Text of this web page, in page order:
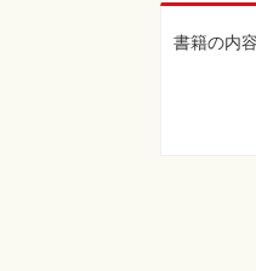
[正]
書籍の内